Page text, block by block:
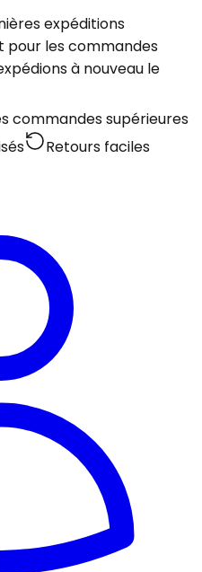
expéditions
pour les commandes
à nouveau le
commandes supérieures
Retours faciles